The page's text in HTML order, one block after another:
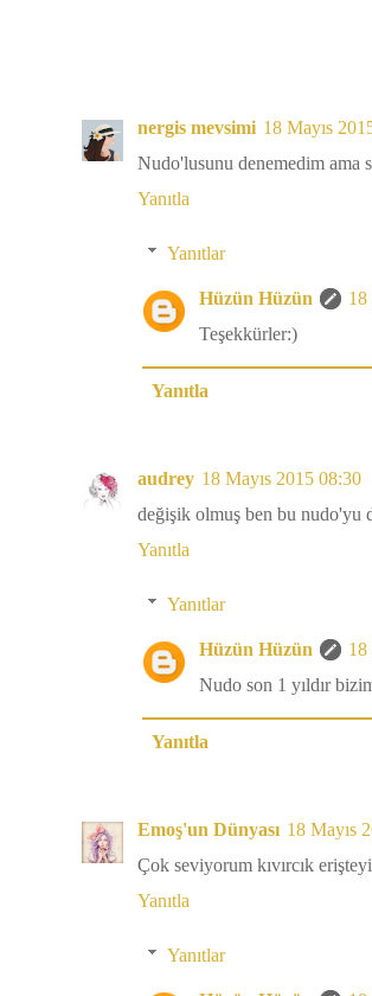
nergis mevsimi 18 Mayıs
Nudo'lusunu denemedim ama
Yanıtla
Yanıtlar
Hüzün Hüzün
18
Teşekkürler:)
Yanıtla
audrey 18 Mayıs 2015 08:30
değişik olmuş ben bu nudo'yu
Yanıtla
Yanıtlar
Hüzün Hüzün
18
Nudo son 1 yıldır
Yanıtla
Emoş'un Dünyası 18 Mayıs
Çok seviyorum kıvırcık
Yanıtla
Yanıtlar